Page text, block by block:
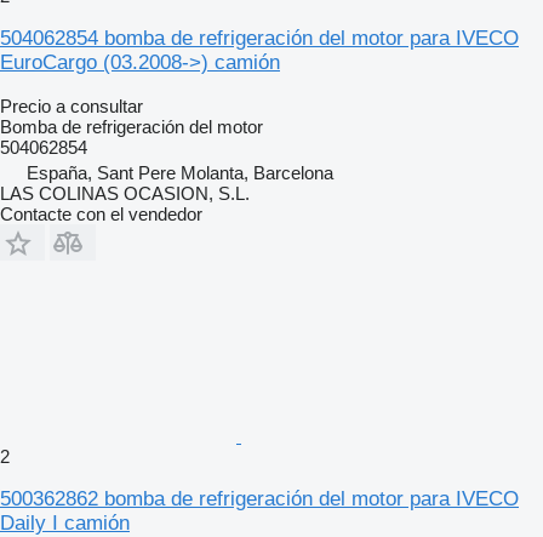
504062854 bomba de refrigeración del motor para IVECO
EuroCargo (03.2008->) camión
Precio a consultar
Bomba de refrigeración del motor
504062854
España, Sant Pere Molanta, Barcelona
LAS COLINAS OCASION, S.L.
Contacte con el vendedor
2
500362862 bomba de refrigeración del motor para IVECO
Daily I camión